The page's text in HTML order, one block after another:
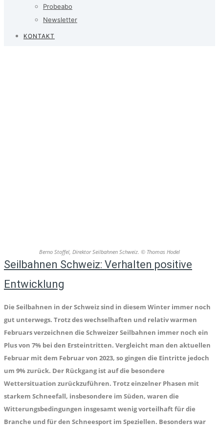
Probeabo
Newsletter
KONTAKT
Berno Stoffel, Direktor Seilbahnen Schweiz. © Thomas Hodel
Seilbahnen Schweiz: Verhalten positive
Entwicklung
Die Seilbahnen in der Schweiz sind in diesem Winter immer noch
gut unterwegs. Trotz des wechselhaften und relativ warmen
Februars verzeichnen die Schweizer Seilbahnen immer noch ein
Plus von 7% bei den Ersteintritten. Vergleicht man den aktuellen
Februar mit dem Februar von 2023, so gingen die Eintritte jedoch
um 9% zurück. Der Rückgang ist auf die besondere
Wettersituation zurückzuführen. Trotz einzelner Phasen mit
starkem Schneefall, insbesondere im Süden, waren die
Witterungsbedingungen insgesamt wenig vorteilhaft für die
Branche und für den Schneesport im Speziellen. Besonders war